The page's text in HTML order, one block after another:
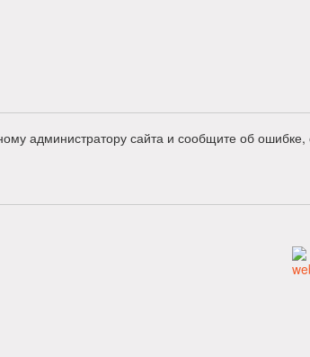
администратору сайта и сообщите об